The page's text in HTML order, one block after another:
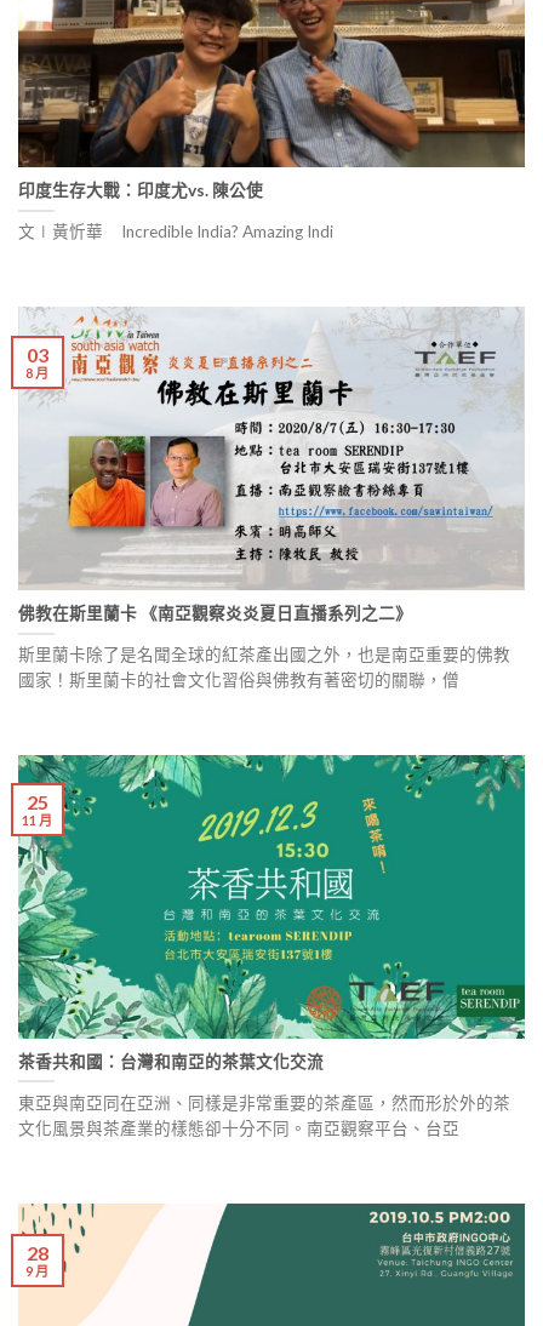
印度生存大戰：印度尤vs. 陳公使
文∣黃忻華 Incredible India? Amazing Indi
佛教在斯里蘭卡 《南亞觀察炎炎夏日直播系列之二》
斯里蘭卡除了是名聞全球的紅茶產出國之外，也是南亞重要的佛教
國家！斯里蘭卡的社會文化習俗與佛教有著密切的關聯，僧
03
8 月
茶香共和國：台灣和南亞的茶葉文化交流
東亞與南亞同在亞洲、同樣是非常重要的茶產區，然而形於外的茶
文化風景與茶產業的樣態卻十分不同。南亞觀察平台、台亞
25
11 月
28
9 月